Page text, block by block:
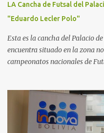
LA Cancha de Futsal del
"Eduardo Lecler Polo"
Esta es la cancha del Palacio
encuentra situado en la zona
campeonatos nacionales de